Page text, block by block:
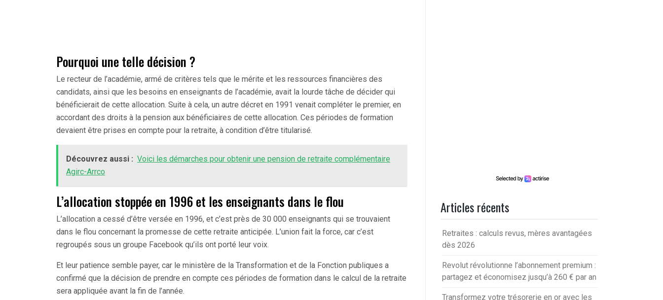
Pourquoi une telle décision ?
Le recteur de l’académie, armé de critères tels que le mérite et les ressources financières des
candidats, ainsi que les besoins en enseignants de l’académie, avait la lourde tâche de décider qui
bénéficierait de cette allocation. Suite à cela, un autre décret en 1991 venait compléter le premier, en
accordant des droits à la pension aux bénéficiaires de cette allocation. Ces périodes de formation
devaient être prises en compte pour la retraite, à condition d’être titularisé.
Découvrez aussi : Voici les démarches pour obtenir une pension de retraite complémentaire
Agirc-Arrco
L’allocation stoppée en 1996 et les enseignants dans le flou
L’allocation a cessé d’être versée en 1996, et c’est près de 30 000 enseignants qui se trouvaient
dans le flou concernant la promesse de cette retraite anticipée. L’union fait la force, car c’est
regroupés sous un groupe Facebook qu’ils ont porté leur voix.
Et leur patience semble payer, car le ministère de la Transformation et de la Fonction publiques a
confirmé que la décision de prendre en compte ces périodes de formation dans le calcul de la retraite
sera appliquée avant la fin de l’année.
Articles récents
Retraites : calculs revus, mères avantagées
dès 2026
Revolut révolutionne l’abonnement premium :
partagez et économisez jusqu’à 260 € par an
Transformez votre trésorerie en or avec les